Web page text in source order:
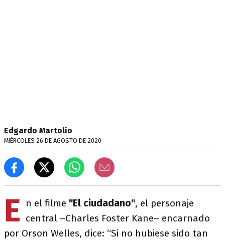
Edgardo Martolio
MIÉRCOLES 26 DE AGOSTO DE 2020
E n el filme "El ciudadano", el personaje
central –Charles Foster Kane– encarnado
por Orson Welles, dice: “Si no hubiese sido tan